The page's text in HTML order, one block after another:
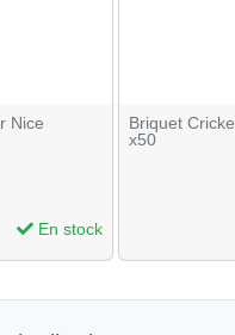
Nice
En stock
Briquet
x50